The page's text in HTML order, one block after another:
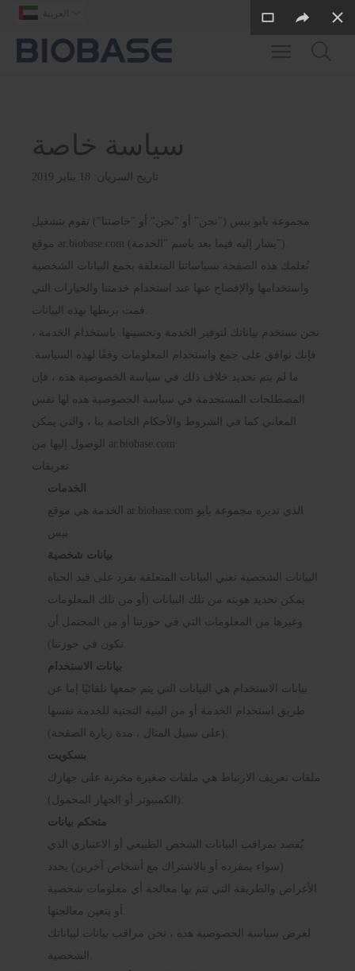
سياسة خاصة
تاريخ السريان: 18 يناير 2019
مجموعة بايو بيس ("نحن" أو "نحن" أو "خاصتنا") تقوم بتشغيل
موقع ar.biobase.com (يشار إليه فيما بعد باسم "الخدمة").
تُعلمك هذه الصفحة بسياساتنا المتعلقة بجمع البيانات الشخصية
واستخدامها والإفصاح عنها عند استخدام خدمتنا والخيارات التي
نحن نستخدم بياناتك لتوفير الخدمة وتحسينها. باستخدام الخدمة ،
فإنك توافق على جمع واستخدام المعلومات وفقًا لهذه السياسة.
ما لم يتم تحديد خلاف ذلك في سياسة الخصوصية هذه ، فإن
المصطلحات المستخدمة في سياسة الخصوصية هذه لها نفس
المعاني كما في الشروط والأحكام الخاصة بنا ، والتي يمكن
الوصول إليها من ar.biobase.com
تعريفات
الخدمات
الخدمة هي موقع ar.biobase.com الذي تديره مجموعة بايو
بيس
بيانات شخصية
البيانات الشخصية تعني البيانات المتعلقة بفرد على قيد الحياة
يمكن تحديد هويته من تلك البيانات (أو من تلك المعلومات
وغيرها من المعلومات التي في حوزتنا أو من المحتمل أن
بيانات الاستخدام
بيانات الاستخدام هي البيانات التي يتم جمعها تلقائيًا إما عن
طريق استخدام الخدمة أو من البنية التحتية للخدمة نفسها
بسكويت
ملفات تعريف الارتباط هي ملفات صغيرة مخزنة على جهازك
متحكم بيانات
يُقصد بمراقب البيانات الشخص الطبيعي أو الاعتباري الذي
(سواء بمفرده أو بالاشتراك مع أشخاص آخرين) يحدد
الأغراض والطريقة التي تتم بها معالجة أي معلومات شخصية
لغرض سياسة الخصوصية هذه ، نحن مراقب بيانات لبياناتك